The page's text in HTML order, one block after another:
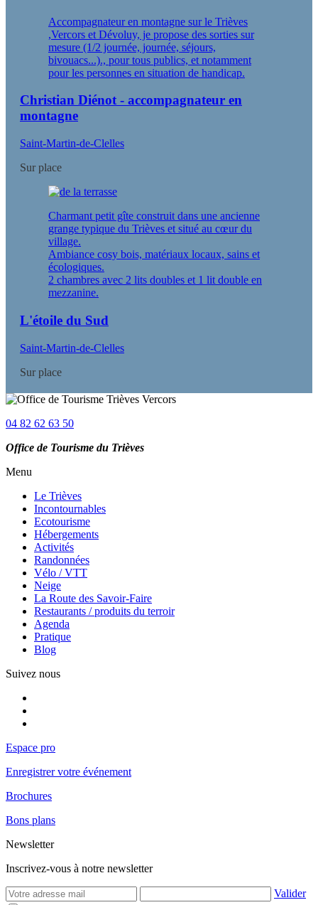
Accompagnateur en montagne sur le Trièves
,Vercors et Dévoluy, je propose des sorties sur
mesure (1/2 journée, journée, séjours,
bivouacs...)., pour tous publics, et notamment
pour les personnes en situation de handicap.
Christian Diénot - accompagnateur en
montagne
Saint-Martin-de-Clelles
Sur place
Charmant petit gîte construit dans une ancienne
grange typique du Trièves et situé au cœur du
village.
Ambiance cosy bois, matériaux locaux, sains et
écologiques.
2 chambres avec 2 lits doubles et 1 lit double en
mezzanine.
L'étoile du Sud
Saint-Martin-de-Clelles
Sur place
04 82 62 63 50
Office de Tourisme du Trièves
Menu
Le Trièves
Incontournables
Ecotourisme
Hébergements
Activités
Randonnées
Vélo / VTT
Neige
La Route des Savoir-Faire
Restaurants / produits du terroir
Agenda
Pratique
Blog
Suivez nous
Espace pro
Enregistrer votre événement
Brochures
Bons plans
Newsletter
Inscrivez-vous à notre newsletter
Valider